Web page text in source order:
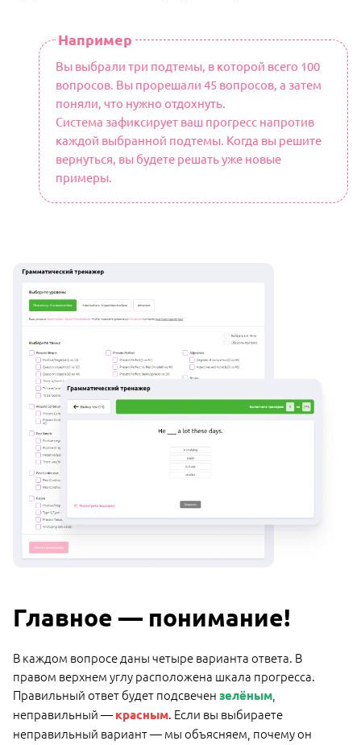
Например
Вы выбрали три подтемы, в которой всего 100
вопросов. Вы прорешали 45 вопросов, а затем
поняли, что нужно отдохнуть.
Система зафиксирует ваш прогресс напротив
каждой выбранной подтемы. Когда вы решите
вернуться, вы будете решать уже новые
примеры.
Главное — понимание!
В каждом вопросе даны четыре варианта ответа. В
правом верхнем углу расположена шкала прогресса.
Правильный ответ будет подсвечен зелёным
неправильный — красным. Если вы выбираете
неправильный вариант — мы объясняем, почему он